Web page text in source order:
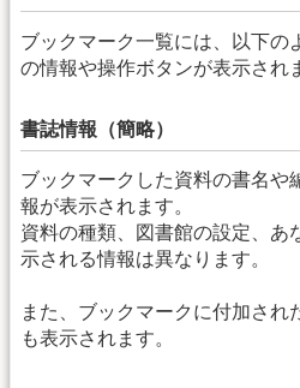
ブックマーク一覧には、以下の
の情報や操作ボタンが表示され
書誌情報（簡略）
ブックマークした資料の書名や
報が表示されます。
資料の種類、図書館の設定、あ
示される情報は異なります。
また、ブックマークに付加され
も表示されます。